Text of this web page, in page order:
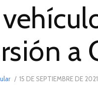
a
POSTED
15 DE SEPTIEMBRE DE 2021